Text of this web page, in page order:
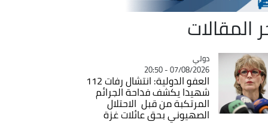
المقالات
Catégorie
دولي
07/08/2026 - 20:50
العفو الدولية: انتشال رفات 112
شهيدا يكشف فداحة الجرائم
المرتكبة من قبل الاحتلال
الصهيوني بحق عائلات غزة